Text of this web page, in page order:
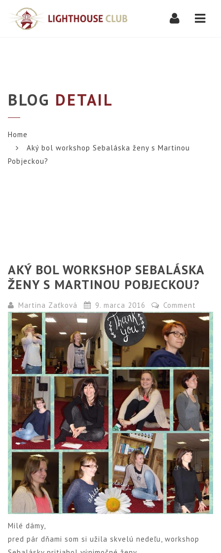
BLOG DETAIL
Home
Aký bol workshop Sebaláska ženy s Martinou
Pobjeckou?
AKÝ BOL WORKSHOP SEBALÁSKA
ŽENY S MARTINOU POBJECKOU?
Martina Zaťková 9. marca 2016 Comment
Milé dámy,
pred pár dňami som si užila skvelú nedeľu, workshop